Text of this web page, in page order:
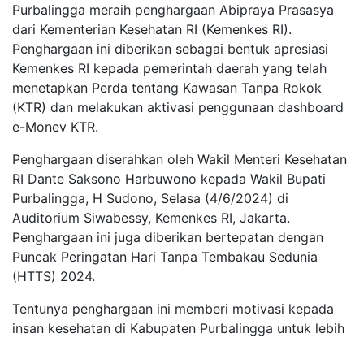
Purbalingga meraih penghargaan Abipraya Prasasya
dari Kementerian Kesehatan RI (Kemenkes RI).
Penghargaan ini diberikan sebagai bentuk apresiasi
Kemenkes RI kepada pemerintah daerah yang telah
menetapkan Perda tentang Kawasan Tanpa Rokok
(KTR) dan melakukan aktivasi penggunaan dashboard
e-Monev KTR.
Penghargaan diserahkan oleh Wakil Menteri Kesehatan
RI Dante Saksono Harbuwono kepada Wakil Bupati
Purbalingga, H Sudono, Selasa (4/6/2024) di
Auditorium Siwabessy, Kemenkes RI, Jakarta.
Penghargaan ini juga diberikan bertepatan dengan
Puncak Peringatan Hari Tanpa Tembakau Sedunia
(HTTS) 2024.
Tentunya penghargaan ini memberi motivasi kepada
insan kesehatan di Kabupaten Purbalingga untuk lebih